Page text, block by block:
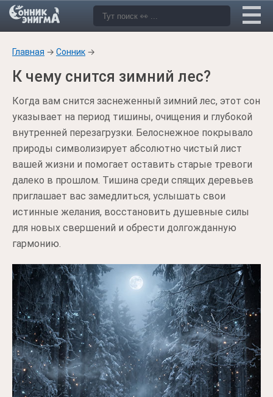
Главная → Сонник →
К чему снится зимний лес?
Когда вам снится заснеженный зимний лес, этот сон
указывает на период тишины, очищения и глубокой
внутренней перезагрузки. Белоснежное покрывало
природы символизирует абсолютно чистый лист
вашей жизни и помогает оставить старые тревоги
далеко в прошлом. Тишина среди спящих деревьев
приглашает вас замедлиться, услышать свои
истинные желания, восстановить душевные силы
для новых свершений и обрести долгожданную
гармонию.